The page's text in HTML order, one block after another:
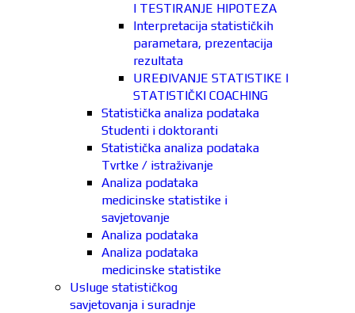
I TESTIRANJE HIPOTEZA
Interpretacija statističkih
parametara, prezentacija
rezultata
UREĐIVANJE STATISTIKE I
STATISTIČKI COACHING
Statistička analiza podataka
Studenti i doktoranti
Statistička analiza podataka
Tvrtke / istraživanje
Analiza podataka
medicinske statistike i
savjetovanje
Analiza podataka
Analiza podataka
medicinske statistike
Usluge statističkog
savjetovanja i suradnje